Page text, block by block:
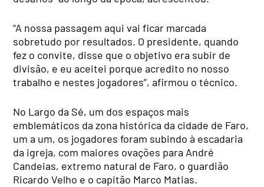
“A nossa passagem aqui vai ficar marcada
sobretudo por resultados. O presidente, quando
fez o convite, disse que o objetivo era subir de
divisão, e eu aceitei porque acredito no nosso
trabalho e nestes jogadores”, afirmou o técnico.
No Largo da Sé, um dos espaços mais
emblemáticos da zona histórica da cidade de Faro,
um a um, os jogadores foram subindo à escadaria
da igreja, com maiores ovações para André
Candeias, extremo natural de Faro, o guardião
Ricardo Velho e o capitão Marco Matias.